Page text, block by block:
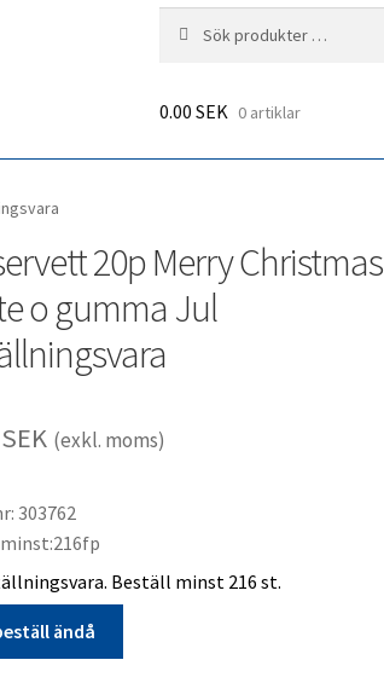
efter:
0.00 SEK 0 artiklar
20p Merry Christmas
o gumma Jul
SEK (exkl. moms)
303762
Beställ minst 216 st.
ändå